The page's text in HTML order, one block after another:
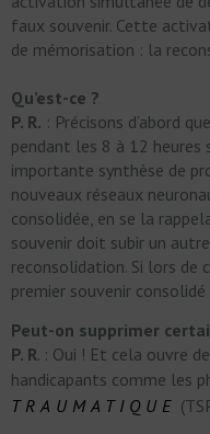
faux souvenir. Cette
de mémorisation : la
Qu’est-ce ?
P. R. : Précisons d’abord
pendant les 8 à 12 heures
importante synthèse de
nouveaux réseaux
consolidée, en se la
souvenir doit subir un
reconsolidation. Si lors de
premier souvenir
Peut-on supprimer
P. R. : Oui ! Et cela ouvre
handicapants comme les
TRAUMATIQUE